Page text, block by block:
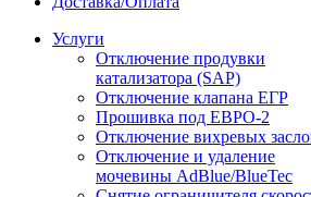
Услуги
Отключение продувки
катализатора (SAP)
Отключение клапана ЕГР
Прошивка под ЕВРО-2
Отключение вихревых
Отключение и удаление
мочевины AdBlue/BlueTec